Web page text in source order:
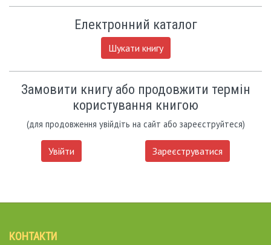
Електронний каталог
Шукати книгу
Замовити книгу або продовжити термін
користування книгою
(для продовження увійдіть на сайт або зареєструйтеся)
Увійти Зареєструватися
КОНТАКТИ